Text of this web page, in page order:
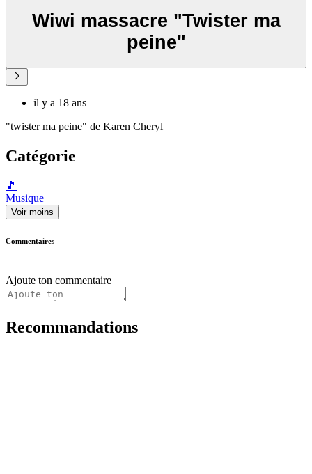
Wiwi massacre "Twister ma
peine"
il y a 18 ans
"twister ma peine" de Karen Cheryl
Catégorie
🎵
Musique
Voir moins
Commentaires
Ajoute ton commentaire
Recommandations